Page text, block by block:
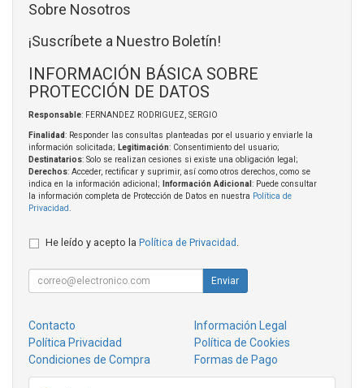
Sobre Nosotros
¡Suscríbete a Nuestro Boletín!
INFORMACIÓN BÁSICA SOBRE
PROTECCIÓN DE DATOS
Responsable: FERNANDEZ RODRIGUEZ, SERGIO
Finalidad: Responder las consultas planteadas por el usuario y enviarle la
información solicitada; Legitimación: Consentimiento del usuario;
Destinatarios: Solo se realizan cesiones si existe una obligación legal;
Derechos: Acceder, rectificar y suprimir, así como otros derechos, como se
indica en la información adicional;
Información Adicional : Puede consultar
la información completa de Protección de Datos en nuestra Política de
Privacidad
He leído y acepto la Política de Privacidad .
Enviar
Contacto
Información Legal
Política Privacidad
Política de Cookies
Condiciones de Compra
Formas de Pago